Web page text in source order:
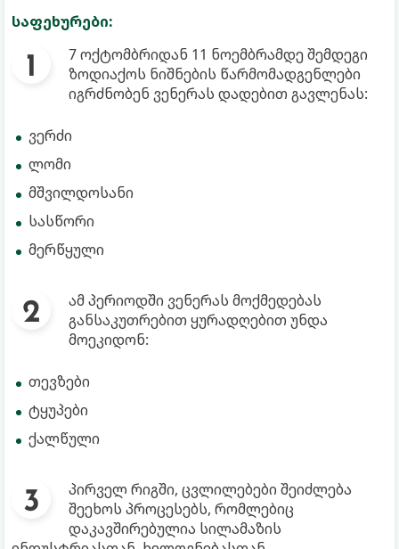
საფეხურები:
7 ოქტომბრიდან 11 ნოემბრამდე შემდეგი
ზოდიაქოს ნიშნების წარმომადგენლები
იგრძნობენ ვენერას დადებით გავლენას:
ვერძი
ლომი
მშვილდოსანი
სასწორი
მერწყული
ამ პერიოდში ვენერას მოქმედებას
განსაკუთრებით ყურადღებით უნდა
მოეკიდონ:
თევზები
ტყუპები
ქალწული
პირველ რიგში, ცვლილებები შეიძლება
შეეხოს პროცესებს, რომლებიც
დაკავშირებულია სილამაზის